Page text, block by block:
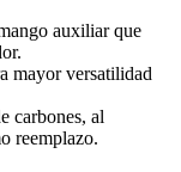
auxiliar que
mayor versatilidad
carbones, al
reemplazo.